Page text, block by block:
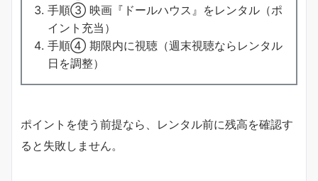
手順③ 映画『ドールハウス』をレンタル（ポ
イント充当）
手順④ 期限内に視聴（週末視聴ならレンタル
日を調整）
ポイントを使う前提なら、レンタル前に残高を確認す
ると失敗しません。